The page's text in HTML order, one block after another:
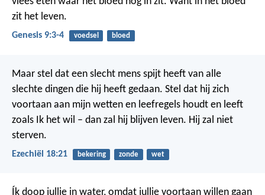
zit het leven.
Genesis 9:3-4 voedsel bloed
Maar stel dat een slecht mens spijt heeft van alle
slechte dingen die hij heeft gedaan. Stel dat hij zich
voortaan aan mijn wetten en leefregels houdt en leeft
zoals Ik het wil – dan zal hij blijven leven. Hij zal niet
sterven.
Ezechiël 18:21 bekering zonde wet
Ík doop jullie in water, omdat jullie voortaan willen gaan